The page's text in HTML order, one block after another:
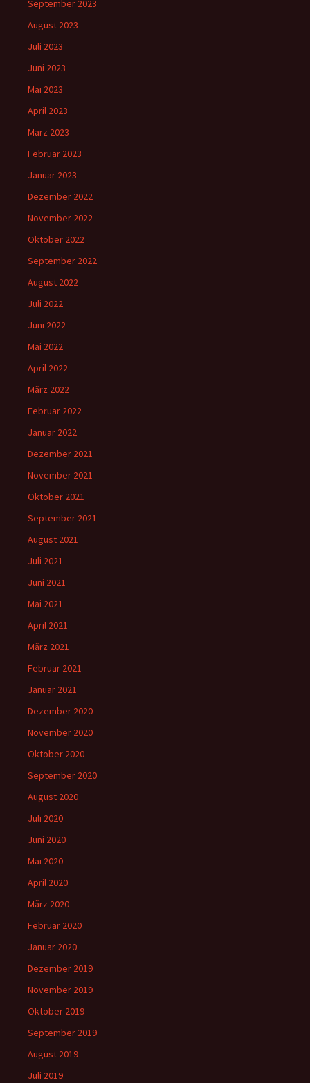
September 2023
August 2023
Juli 2023
Juni 2023
Mai 2023
April 2023
März 2023
Februar 2023
Januar 2023
Dezember 2022
November 2022
Oktober 2022
September 2022
August 2022
Juli 2022
Juni 2022
Mai 2022
April 2022
März 2022
Februar 2022
Januar 2022
Dezember 2021
November 2021
Oktober 2021
September 2021
August 2021
Juli 2021
Juni 2021
Mai 2021
April 2021
März 2021
Februar 2021
Januar 2021
Dezember 2020
November 2020
Oktober 2020
September 2020
August 2020
Juli 2020
Juni 2020
Mai 2020
April 2020
März 2020
Februar 2020
Januar 2020
Dezember 2019
November 2019
Oktober 2019
September 2019
August 2019
Juli 2019